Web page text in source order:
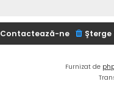
Contactează-ne
Furnizat de